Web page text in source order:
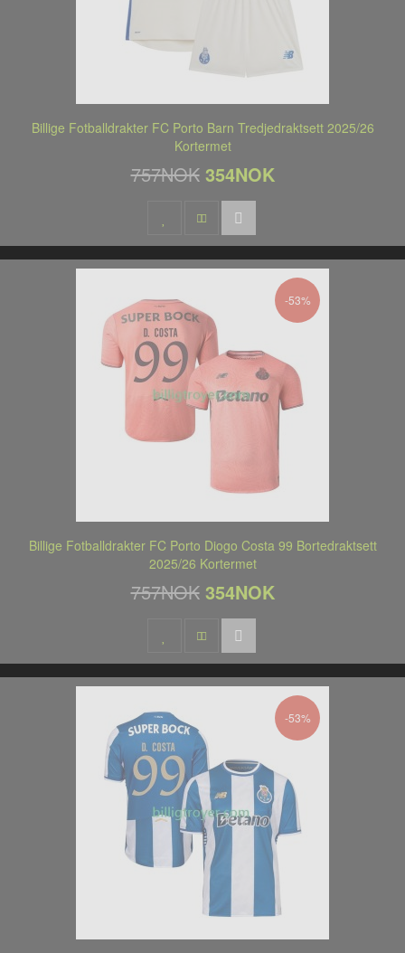
Billige Fotballdrakter FC Porto Barn Tredjedraktsett 2025/26
Kortermet
757NOK 354NOK
-53%
Billige Fotballdrakter FC Porto Diogo Costa 99 Bortedraktsett
2025/26 Kortermet
757NOK 354NOK
-53%